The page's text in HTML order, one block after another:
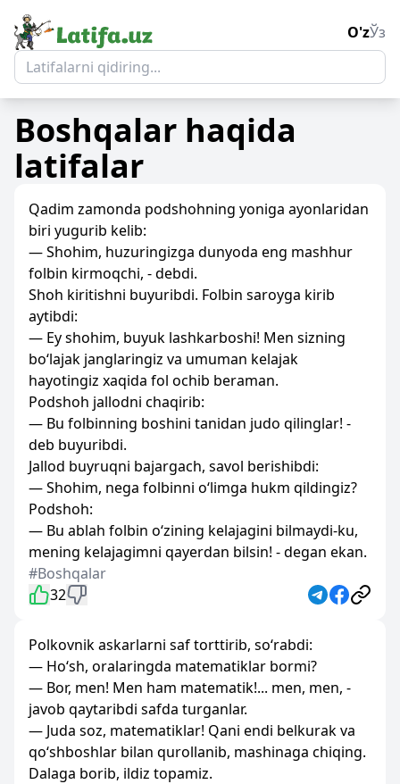
O'zЎз
Boshqalar haqida
latifalar
Qadim zamonda podshohning yoniga ayonlaridan
biri yugurib kelib:
— Shohim, huzuringizga dunyoda eng mashhur
folbin kirmoqchi, - debdi.
Shoh kiritishni buyuribdi. Folbin saroyga kirib
aytibdi:
— Ey shohim, buyuk lashkarboshi! Men sizning
bo‘lajak janglaringiz va umuman kelajak
hayotingiz xaqida fol ochib beraman.
Podshoh jallodni chaqirib:
— Bu folbinning boshini tanidan judo qilinglar! -
deb buyuribdi.
Jallod buyruqni bajargach, savol berishibdi:
— Shohim, nega folbinni o‘limga hukm qildingiz?
Podshoh:
— Bu ablah folbin o‘zining kelajagini bilmaydi-ku,
mening kelajagimni qayerdan bilsin! - degan ekan.
#Boshqalar
32
Polkovnik askarlarni saf torttirib, so‘rabdi:
— Ho‘sh, oralaringda matematiklar bormi?
— Bor, men! Men ham matematik!... men, men, -
javob qaytaribdi safda turganlar.
— Juda soz, matematiklar! Qani endi belkurak va
qo‘shboshlar bilan qurollanib, mashinaga chiqing.
Dalaga borib, ildiz topamiz.